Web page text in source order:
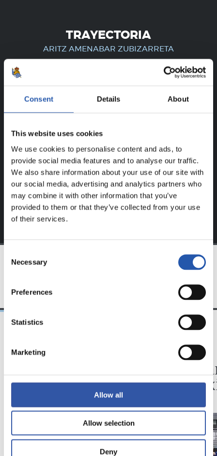
Consent Details About
This website uses cookies
We use cookies to personalise content and ads, to
provide social media features and to analyse our traffic.
We also share information about your use of our site with
our social media, advertising and analytics partners who
may combine it with other information that you’ve
provided to them or that they’ve collected from your use
of their services.
Selection
Necessary
Preferences
Statistics
Marketing
Allow all
Allow selection
Deny
TRAYECTORIA
ARITZ AMENABAR ZUBIZARRETA
¡SOLO PARA USUARIOS
REGISTRADOS!
Este contenido es solo para los usuarios registrados en
nuestra web.
Regístrate haciendo clic en elLoginy disfruta de
contenido exclusivo para ti.
VÍDEOS
nuevo reto
ZUBIETA
En
y el